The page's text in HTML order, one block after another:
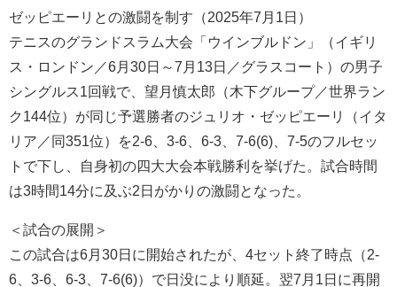
ゼッピエーリとの激闘を制す（2025年7月1日）
テニスのグランドスラム大会「ウインブルドン」（イギリ
ス・ロンドン／6月30日～7月13日／グラスコート）の男子
シングルス1回戦で、望月慎太郎（木下グループ／世界ラン
ク144位）が同じ予選勝者のジュリオ・ゼッピエーリ（イタ
リア／同351位）を2-6、3-6、6-3、7-6(6)、7-5のフルセッ
トで下し、自身初の四大大会本戦勝利を挙げた。試合時間
は3時間14分に及ぶ2日がかりの激闘となった。
＜試合の展開＞
この試合は6月30日に開始されたが、4セット終了時点（2-
6、3-6、6-3、7-6(6)）で日没により順延。翌7月1日に再開